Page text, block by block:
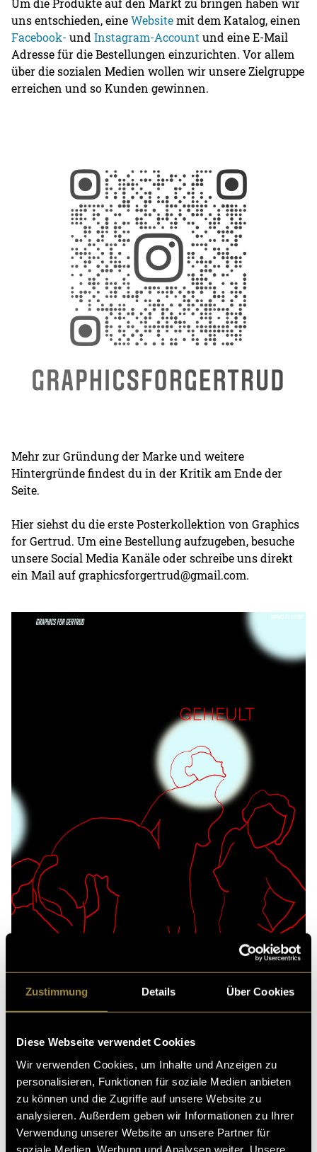
Zustimmung Details Über Cookies
Diese Webseite verwendet Cookies
Wir verwenden Cookies, um Inhalte und Anzeigen zu
personalisieren, Funktionen für soziale Medien anbieten
zu können und die Zugriffe auf unsere Website zu
analysieren. Außerdem geben wir Informationen zu Ihrer
Verwendung unserer Website an unsere Partner für
soziale Medien, Werbung und Analysen weiter. Unsere
Um die Produkte auf den Markt zu bringen haben wir
uns entschieden, eineWebsitemit dem Katalog, einen
Facebook- undInstagram-Account und eine E-Mail
Adresse für die Bestellungen einzurichten. Vor allem
über die sozialen Medien wollen wir unsere Zielgruppe
erreichen und so Kunden gewinnen.
Mehr zur Gründung der Marke und weitere
Hintergründe findest du in der Kritik am Ende der
Seite.
Hier siehst du die erste Posterkollektion von Graphics
for Gertrud. Um eine Bestellung aufzugeben, besuche
unsere Social Media Kanäle oder schreibe uns direkt
ein Mail auf graphicsforgertrud@gmail.com.